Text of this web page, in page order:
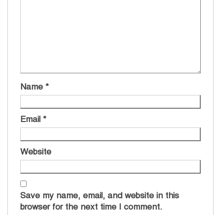
Name *
Email *
Website
Save my name, email, and website in this
browser for the next time I comment.